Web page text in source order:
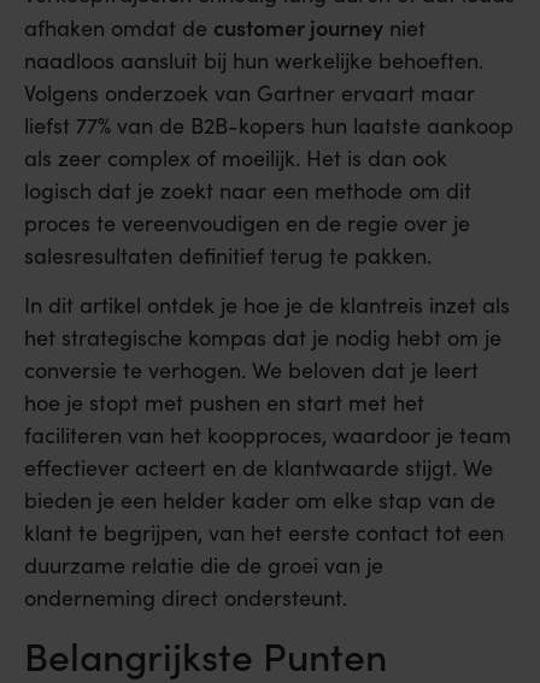
afhaken omdat de customer journey niet
naadloos aansluit bij hun werkelijke behoeften.
Volgens onderzoek van Gartner ervaart maar
liefst 77% van de B2B-kopers hun laatste aankoop
als zeer complex of moeilijk. Het is dan ook
logisch dat je zoekt naar een methode om dit
proces te vereenvoudigen en de regie over je
salesresultaten definitief terug te pakken.
In dit artikel ontdek je hoe je de klantreis inzet als
het strategische kompas dat je nodig hebt om je
conversie te verhogen. We beloven dat je leert
hoe je stopt met pushen en start met het
faciliteren van het koopproces, waardoor je team
effectiever acteert en de klantwaarde stijgt. We
bieden je een helder kader om elke stap van de
klant te begrijpen, van het eerste contact tot een
duurzame relatie die de groei van je
onderneming direct ondersteunt.
Belangrijkste Punten